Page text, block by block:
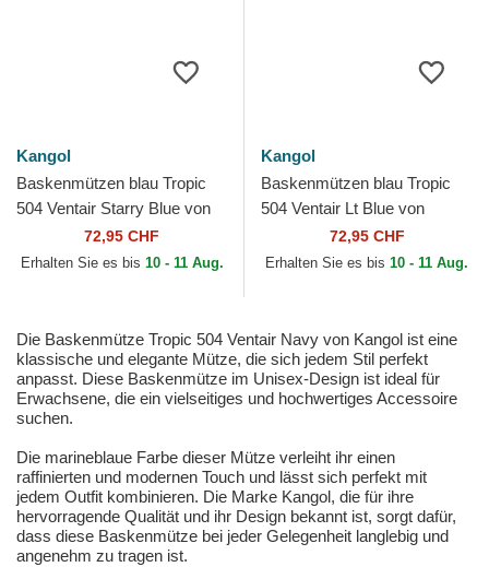
Kangol
Baskenmützen blau Tropic
504 Ventair Starry Blue von
72,95 CHF
Erhalten Sie es bis 10 - 11 Aug.
Kangol
Baskenmützen blau Tropic
504 Ventair Lt Blue von
72,95 CHF
Erhalten Sie es bis 10 - 11 Aug.
Die Baskenmütze Tropic 504 Ventair Navy von Kangol ist eine
klassische und elegante Mütze, die sich jedem Stil perfekt
anpasst. Diese Baskenmütze im Unisex-Design ist ideal für
Erwachsene, die ein vielseitiges und hochwertiges Accessoire
suchen.
Die marineblaue Farbe dieser Mütze verleiht ihr einen
raffinierten und modernen Touch und lässt sich perfekt mit
jedem Outfit kombinieren. Die Marke Kangol, die für ihre
hervorragende Qualität und ihr Design bekannt ist, sorgt dafür,
dass diese Baskenmütze bei jeder Gelegenheit langlebig und
angenehm zu tragen ist.